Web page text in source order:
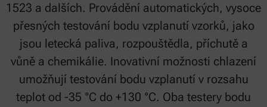
1523 a dalších. Provádění automatických, vysoce
přesných testování bodu vzplanutí vzorků, jako
jsou letecká paliva, rozpouštědla, příchutě a
vůně a chemikálie. Inovativní možnosti chlazení
umožňují testování bodu vzplanutí v rozsahu
teplot od -35 °C do +130 °C. Oba testery bodu